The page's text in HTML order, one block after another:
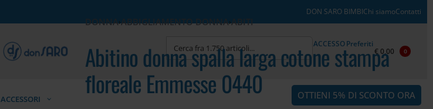
DON SARO BIMBIChi siamoContatti
ACCESSOPreferiti
€ 0,00 0
ACCESSORI OTTIENI 5% DI SCONTO ORA
DONNA›ABBIGLIAMENTO DONNA›ABITI
Abitino donna spalla larga cotone stampa
floreale Emmesse 0440